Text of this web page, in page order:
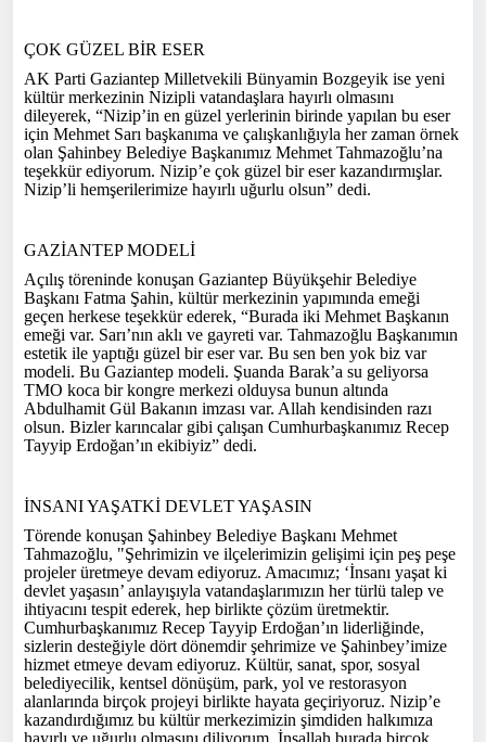
ÇOK GÜZEL BİR ESER
AK Parti Gaziantep Milletvekili Bünyamin Bozgeyik ise yeni
kültür merkezinin Nizipli vatandaşlara hayırlı olmasını
dileyerek, “Nizip’in en güzel yerlerinin birinde yapılan bu eser
için Mehmet Sarı başkanıma ve çalışkanlığıyla her zaman örnek
olan Şahinbey Belediye Başkanımız Mehmet Tahmazoğlu’na
teşekkür ediyorum. Nizip’e çok güzel bir eser kazandırmışlar.
Nizip’li hemşerilerimize hayırlı uğurlu olsun” dedi.
GAZİANTEP MODELİ
Açılış töreninde konuşan Gaziantep Büyükşehir Belediye
Başkanı Fatma Şahin, kültür merkezinin yapımında emeği
geçen herkese teşekkür ederek, “Burada iki Mehmet Başkanın
emeği var. Sarı’nın aklı ve gayreti var. Tahmazoğlu Başkanımın
estetik ile yaptığı güzel bir eser var. Bu sen ben yok biz var
modeli. Bu Gaziantep modeli. Şuanda Barak’a su geliyorsa
TMO koca bir kongre merkezi olduysa bunun altında
Abdulhamit Gül Bakanın imzası var. Allah kendisinden razı
olsun. Bizler karıncalar gibi çalışan Cumhurbaşkanımız Recep
Tayyip Erdoğan’ın ekibiyiz” dedi.
İNSANI YAŞATKİ DEVLET YAŞASIN
Törende konuşan Şahinbey Belediye Başkanı Mehmet
Tahmazoğlu, "Şehrimizin ve ilçelerimizin gelişimi için peş peşe
projeler üretmeye devam ediyoruz. Amacımız; ‘İnsanı yaşat ki
devlet yaşasın’ anlayışıyla vatandaşlarımızın her türlü talep ve
ihtiyacını tespit ederek, hep birlikte çözüm üretmektir.
Cumhurbaşkanımız Recep Tayyip Erdoğan’ın liderliğinde,
sizlerin desteğiyle dört dönemdir şehrimize ve Şahinbey’imize
hizmet etmeye devam ediyoruz. Kültür, sanat, spor, sosyal
belediyecilik, kentsel dönüşüm, park, yol ve restorasyon
alanlarında birçok projeyi birlikte hayata geçiriyoruz. Nizip’e
kazandırdığımız bu kültür merkezimizin şimdiden halkımıza